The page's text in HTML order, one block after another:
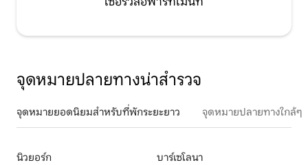
จุดหมายปลายทางน่าสำรวจ
จุดหมายยอดนิยมสำหรับที่พักระยะยาว จุดหมายปลายทางใกล้ๆ
นิวยอร์ก
บาร์เซโลนา